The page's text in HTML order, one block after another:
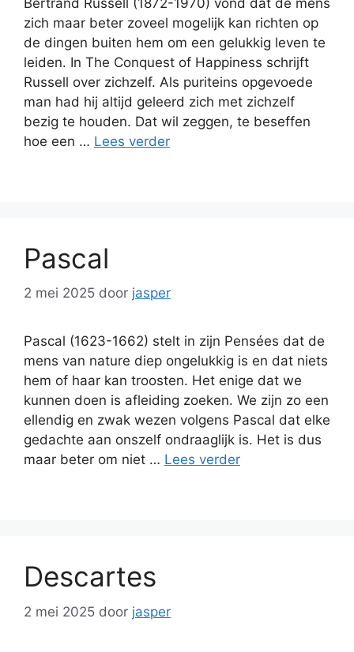
zich maar beter zoveel mogelijk kan richten op
de dingen buiten hem om een gelukkig leven te
leiden. In The Conquest of Happiness schrijft
Russell over zichzelf. Als puriteins opgevoede
man had hij altijd geleerd zich met zichzelf
bezig te houden. Dat wil zeggen, te beseffen
hoe een … Lees verder
Pascal
2 mei 2025 door jasper
Pascal (1623-1662) stelt in zijn Pensées dat de
mens van nature diep ongelukkig is en dat niets
hem of haar kan troosten. Het enige dat we
kunnen doen is afleiding zoeken. We zijn zo een
ellendig en zwak wezen volgens Pascal dat elke
gedachte aan onszelf ondraaglijk is. Het is dus
maar beter om niet … Lees verder
Descartes
2 mei 2025 door jasper